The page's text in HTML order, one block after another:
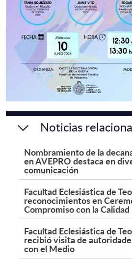
Noticias
Nombramiento de la
en AVEPRO destaca en
comunicación
Facultad Eclesiástica de
reconocimientos en
Compromiso con la Calidad
Facultad Eclesiástica de
recibió visita de
con el Medio